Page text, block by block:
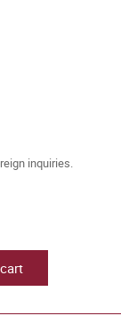
inquiries.